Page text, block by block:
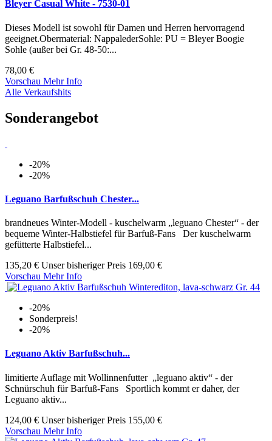
Bleyer Casual White - 7530-01
Dieses Modell ist sowohl für Damen und Herren hervorragend
geeignet.Obermaterial: NappalederSohle: PU = Bleyer Boogie
Sohle (außer bei Gr. 48-50:...
78,00 €
Vorschau Mehr Info
Alle Verkaufshits
Sonderangebot
-20%
-20%
Leguano Barfußschuh Chester...
brandneues Winter-Modell - kuschelwarm „leguano Chester“ - der
bequeme Winter-Halbstiefel für Barfuß-Fans Der kuschelwarm
gefütterte Halbstiefel...
135,20 € Unser bisheriger Preis 169,00 €
Vorschau Mehr Info
-20%
Sonderpreis!
-20%
Leguano Aktiv Barfußschuh...
limitierte Auflage mit Wollinnenfutter „leguano aktiv“ - der
Schnürschuh für Barfuß-Fans Sportlich kommt er daher, der
Leguano aktiv...
124,00 € Unser bisheriger Preis 155,00 €
Vorschau Mehr Info